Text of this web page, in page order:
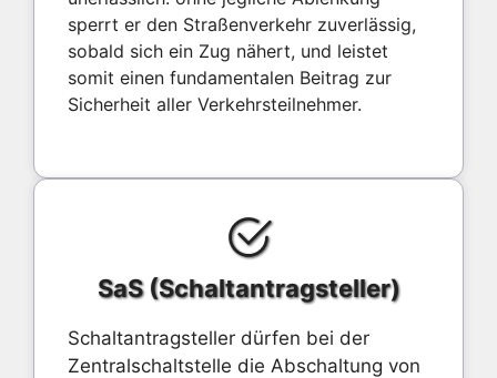
sperrt er den Straßenverkehr zuverlässig,
sobald sich ein Zug nähert, und leistet
somit einen fundamentalen Beitrag zur
Sicherheit aller Verkehrsteilnehmer.
SaS (Schaltantragsteller)
Schaltantragsteller dürfen bei der
Zentralschaltstelle die Abschaltung von